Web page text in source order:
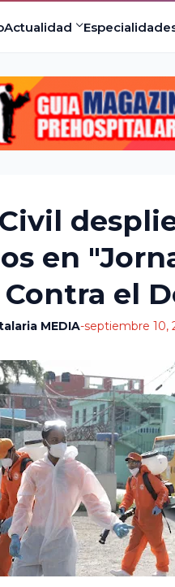
Actualidad
en
el
MEDIA-septiembre 10,